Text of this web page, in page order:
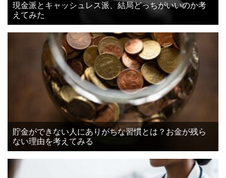
現金派とキャッシュレス派、結局どっちがいいのか考
えてみた
貯金ができない人にありがちな習慣とは？お金が残ら
ない理由を考えてみる